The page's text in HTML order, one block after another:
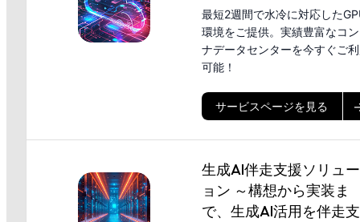
最短2週間で水冷に対応した
環境をご提供。実績豊富なコ
ナデータセンターを今すぐご
可能！
サービスページを見る
生成AI伴走支援ソリュ
ョン ～構想から実装ま
で、生成AI活用を伴走